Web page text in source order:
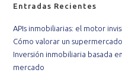
Entradas Recientes
APIs inmobiliarias: el motor
Cómo valorar un
Inversión inmobiliaria basada
mercado